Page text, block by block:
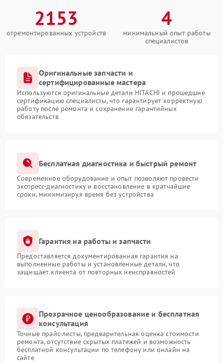
2153
отремонтированных устройств
4
минимальный опыт работы
специалистов
Оригинальные запчасти и
сертифицированные мастера
Используются оригинальные детали HITACHI и прошедшие
сертификацию специалисты, что гарантирует корректную
работу после ремонта и сохранение гарантийных
обязательств
Бесплатная диагностика и быстрый ремонт
Современное оборудование и опыт позволяют провести
экспресс-диагностику и восстановление в кратчайшие
сроки, минимизируя время без устройства
Гарантия на работы и запчасти
Предоставляется документированная гарантия на
выполненные работы и установленные детали, что
защищает клиента от повторных неисправностей
Прозрачное ценообразование и бесплатная
консультация
Точные прайс-листы, предварительная оценка стоимости
ремонта, отсутствие скрытых платежей и возможность
бесплатной консультации по телефону или онлайн на
сайте